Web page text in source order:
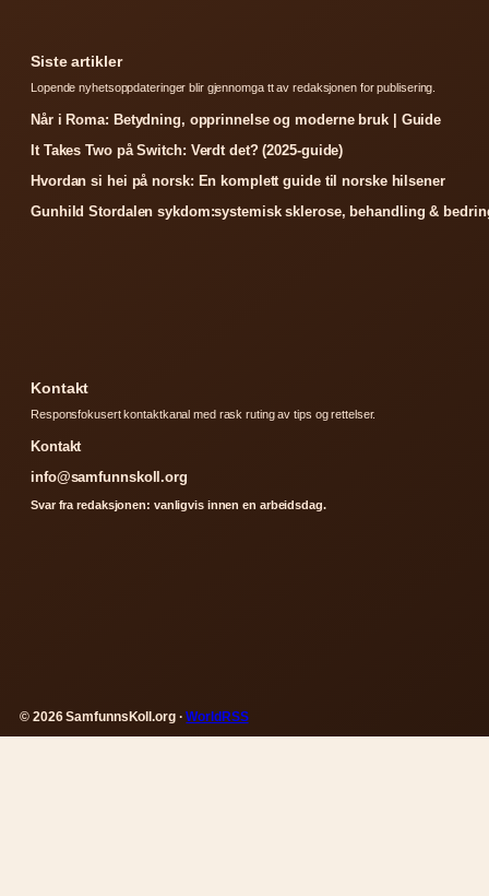
Siste artikler
Lopende nyhetsoppdateringer blir gjennomga tt av redaksjonen for publisering.
Når i Roma: Betydning, opprinnelse og moderne bruk | Guide
It Takes Two på Switch: Verdt det? (2025-guide)
Hvordan si hei på norsk: En komplett guide til norske hilsener
Gunhild Stordalen sykdom:systemisk sklerose, behandling &
Kontakt
Responsfokusert kontaktkanal med rask ruting av tips og rettelser.
Kontakt
info@samfunnskoll.org
Svar fra redaksjonen: vanligvis innen en arbeidsdag.
© 2026 SamfunnsKoll.org ·WorldRSS